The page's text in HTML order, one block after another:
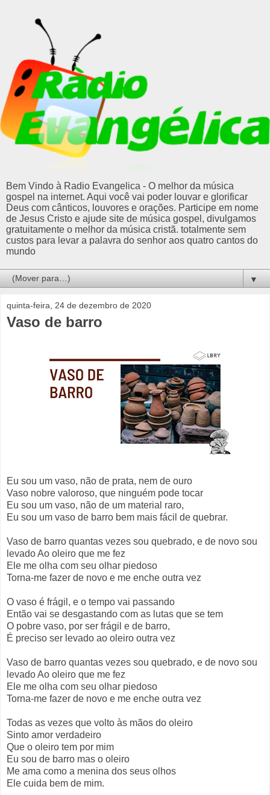
Bem Vindo à Radio Evangelica - O melhor da música
gospel na internet. Aqui você vai poder louvar e glorificar
Deus com cânticos, louvores e orações. Participe em nome
de Jesus Cristo e ajude site de música gospel, divulgamos
gratuitamente o melhor da música cristã. totalmente sem
custos para levar a palavra do senhor aos quatro cantos do
mundo
▼
quinta-feira, 24 de dezembro de 2020
Vaso de barro
Eu sou um vaso, não de prata, nem de ouro
Vaso nobre valoroso, que ninguém pode tocar
Eu sou um vaso, não de um material raro,
Eu sou um vaso de barro bem mais fácil de quebrar.
Vaso de barro quantas vezes sou quebrado, e de novo sou
levado Ao oleiro que me fez
Ele me olha com seu olhar piedoso
Torna-me fazer de novo e me enche outra vez
O vaso é frágil, e o tempo vai passando
Então vai se desgastando com as lutas que se tem
O pobre vaso, por ser frágil e de barro,
É preciso ser levado ao oleiro outra vez
Vaso de barro quantas vezes sou quebrado, e de novo sou
levado Ao oleiro que me fez
Ele me olha com seu olhar piedoso
Torna-me fazer de novo e me enche outra vez
Todas as vezes que volto às mãos do oleiro
Sinto amor verdadeiro
Que o oleiro tem por mim
Eu sou de barro mas o oleiro
Me ama como a menina dos seus olhos
Ele cuida bem de mim.